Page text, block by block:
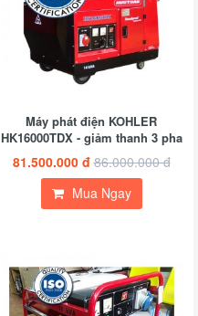
Máy phát điện KOHLER
HK16000TDX - giảm thanh 3 pha
81.500.000 đ 86.000.000 đ
Mua Ngay